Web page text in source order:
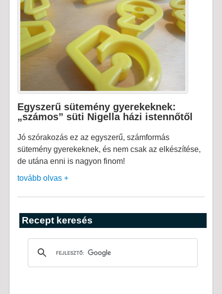
Egyszerű sütemény gyerekeknek:
„számos” süti Nigella házi istennőtől
Jó szórakozás ez az egyszerű, számformás
sütemény gyerekeknek, és nem csak az elkészítése,
de utána enni is nagyon finom!
tovább olvas +
Recept keresés